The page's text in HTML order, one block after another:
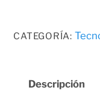
$18.50.
cantidad
CATEGORÍA:
Descripción